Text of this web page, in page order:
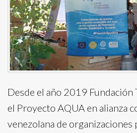
Desde el año 2019 Fundación
el Proyecto AQUA en alianza
venezolana de organizaciones